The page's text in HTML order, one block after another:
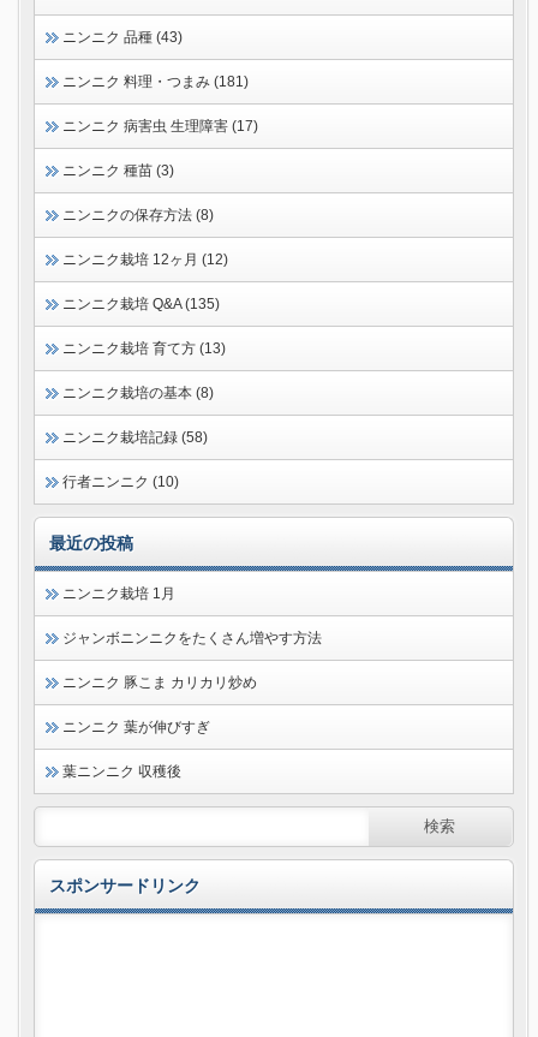
ニンニク 品種 (43)
ニンニク 料理・つまみ (181)
ニンニク 病害虫 生理障害 (17)
ニンニク 種苗 (3)
ニンニクの保存方法 (8)
ニンニク栽培 12ヶ月 (12)
ニンニク栽培 Q&A (135)
ニンニク栽培 育て方 (13)
ニンニク栽培の基本 (8)
ニンニク栽培記録 (58)
行者ニンニク (10)
最近の投稿
ニンニク栽培 1月
ジャンボニンニクをたくさん増やす方法
ニンニク 豚こま カリカリ炒め
ニンニク 葉が伸びすぎ
葉ニンニク 収穫後
スポンサードリンク